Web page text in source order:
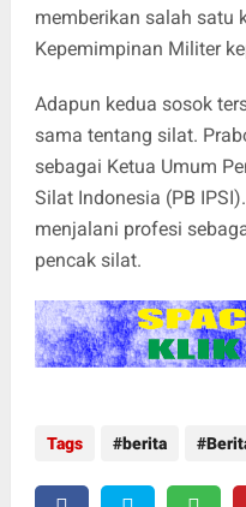
memberikan salah satu
Kepemimpinan Militer
Adapun kedua sosok
sama tentang silat.
sebagai Ketua Umum
Silat Indonesia (PB
menjalani profesi
pencak silat.
Tags berita